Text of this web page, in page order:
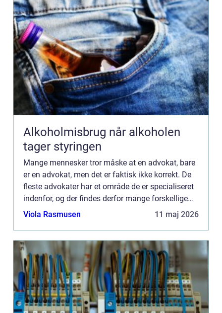
Alkoholmisbrug når alkoholen
tager styringen
Mange mennesker tror måske at en advokat, bare
er en advokat, men det er faktisk ikke korrekt. De
fleste advokater har et område de er specialiseret
indenfor, og der findes derfor mange forskellige
slags advokater. En boligadvokat, er en ...
Viola Rasmusen 11 maj 2026